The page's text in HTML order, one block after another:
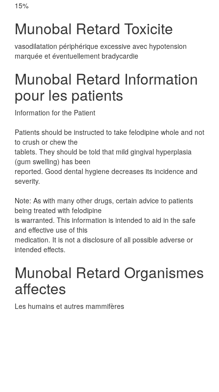
15%
Munobal Retard Toxicite
vasodilatation périphérique excessive avec hypotension
marquée et éventuellement bradycardie
Munobal Retard Information
pour les patients
Information for the Patient
Patients should be instructed to take felodipine whole and not
to crush or chew the
tablets. They should be told that mild gingival hyperplasia
(gum swelling) has been
reported. Good dental hygiene decreases its incidence and
severity.
Note: As with many other drugs, certain advice to patients
being treated with felodipine
is warranted. This information is intended to aid in the safe
and effective use of this
medication. It is not a disclosure of all possible adverse or
intended effects.
Munobal Retard Organismes
affectes
Les humains et autres mammifères